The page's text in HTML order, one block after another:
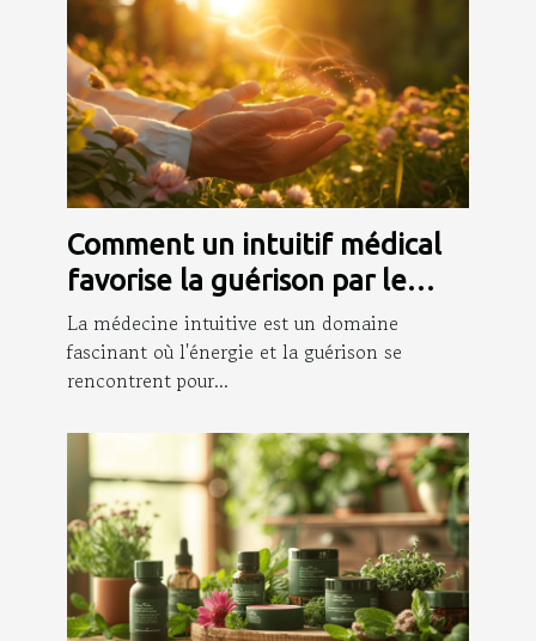
Comment un intuitif médical
favorise la guérison par le
canal énergétique
La médecine intuitive est un domaine
fascinant où l'énergie et la guérison se
rencontrent pour...